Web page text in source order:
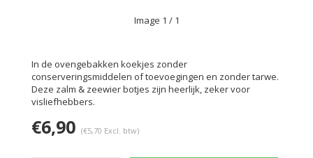
Image 1 / 1
In de ovengebakken koekjes zonder
conserveringsmiddelen of toevoegingen en zonder tarwe.
Deze zalm & zeewier botjes zijn heerlijk, zeker voor
visliefhebbers.
€6,90 (€5,70 Excl. btw)